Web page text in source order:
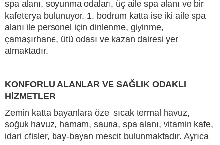
spa alanı, soyunma odaları, üç aile spa alanı ve bir
kafeterya bulunuyor. 1. bodrum katta ise iki aile spa
alanı ile personel için dinlenme, giyinme,
çamaşırhane, ütü odası ve kazan dairesi yer
almaktadır.
KONFORLU ALANLAR VE SAĞLIK ODAKLI
HİZMETLER
Zemin katta bayanlara özel sıcak termal havuz,
soğuk havuz, hamam, sauna, spa alanı, vitamin kafe,
idari ofisler, bay-bayan mescit bulunmaktadır. Ayrıca